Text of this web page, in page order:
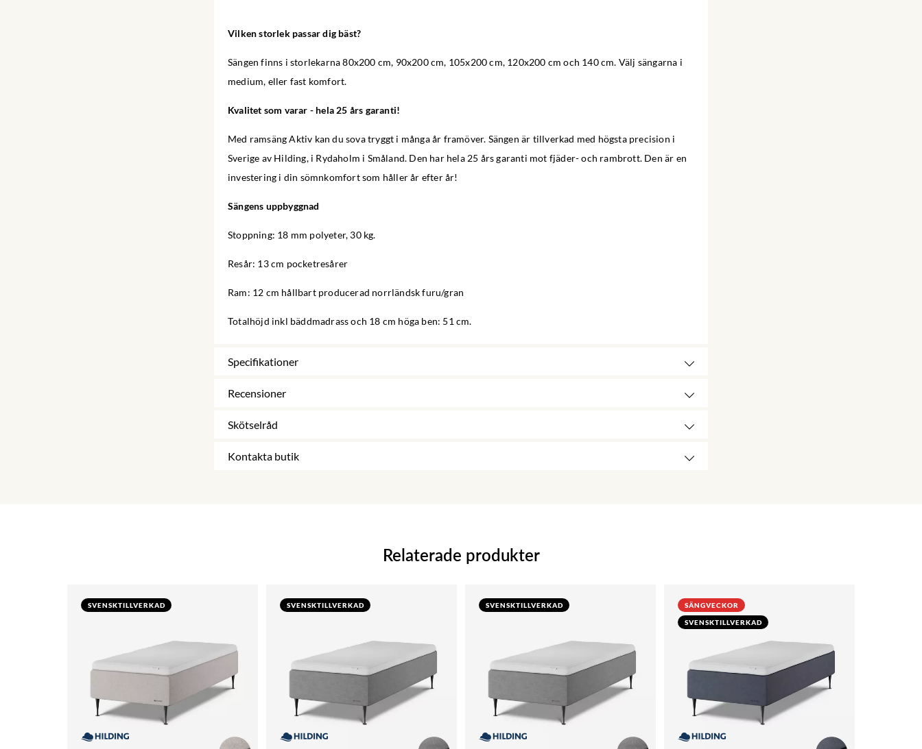
Vilken storlek passar dig bäst?
Sängen finns i storlekarna 80x200 cm, 90x200 cm, 105x200 cm, 120x200 cm och 140 cm. Välj sängarna i
medium, eller fast komfort.
Kvalitet som varar - hela 25 års garanti!
Med ramsäng Aktiv kan du sova tryggt i många år framöver. Sängen är tillverkad med högsta precision i
Sverige av Hilding, i Rydaholm i Småland. Den har hela 25 års garanti mot fjäder- och rambrott. Den är en
investering i din sömnkomfort som håller år efter år!
Sängens uppbyggnad
Stoppning: 18 mm polyeter, 30 kg.
Resår: 13 cm pocketresårer
Ram: 12 cm hållbart producerad norrländsk furu/gran
Totalhöjd inkl bäddmadrass och 18 cm höga ben: 51 cm.
Specifikationer
Recensioner
Skötselråd
Kontakta butik
Relaterade produkter
SVENSKTILLVERKAD SVENSKTILLVERKAD SVENSKTILLVERKAD SÄNGVECKOR
SVENSKTILLVERKAD